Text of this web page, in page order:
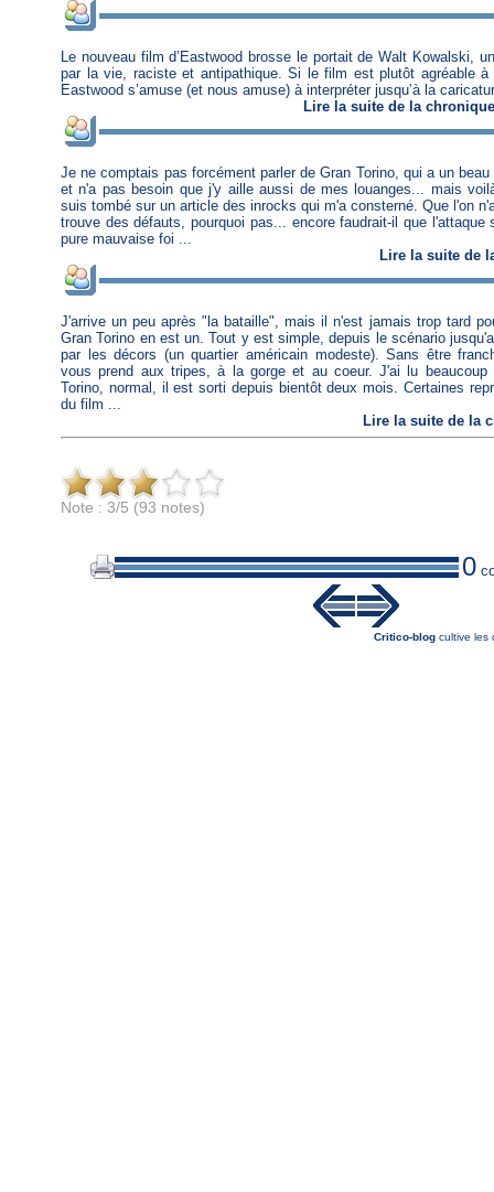
Le nouveau film d’Eastwood brosse le portait de Walt Kowalski,
par la vie, raciste et antipathique. Si le film est plutôt agréable à
Eastwood s’amuse (et nous amuse) à interpréter jusqu’à la
Lire la suite de la chronique
Je ne comptais pas forcément parler de Gran Torino, qui a un
et n'a pas besoin que j'y aille aussi de mes louanges... mais
suis tombé sur un article des inrocks qui m'a consterné. Que l'on
trouve des défauts, pourquoi pas... encore faudrait-il que
pure mauvaise foi ...
Lire la suite de
J'arrive un peu après "la bataille", mais il n'est jamais trop tard
Gran Torino en est un. Tout y est simple, depuis le scénario
par les décors (un quartier américain modeste). Sans être
vous prend aux tripes, à la gorge et au coeur. J'ai lu beaucoup
Torino, normal, il est sorti depuis bientôt deux mois. Certaines
du film ...
Lire la suite de la
Note : 3/5 (93 notes)
0
Critico-blog cultive les